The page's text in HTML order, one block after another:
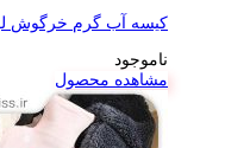
کیسه آب گرم خرگوش
ناموجود
مشاهده محصول